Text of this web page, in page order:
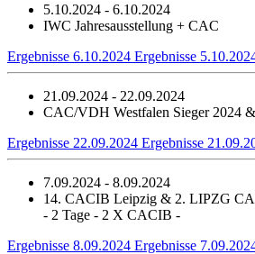
5.10.2024 - 6.10.2024
IWC Jahresausstellung + CAC
Ergebnisse 6.10.2024 Ergebnisse
21.09.2024 - 22.09.2024
CAC/VDH Westfalen Sieger 2024
Ergebnisse 22.09.2024 Ergebnisse
7.09.2024 - 8.09.2024
14. CACIB Leipzig & 2. LIPZG
- 2 Tage - 2 X CACIB -
Ergebnisse 8.09.2024 Ergebnisse